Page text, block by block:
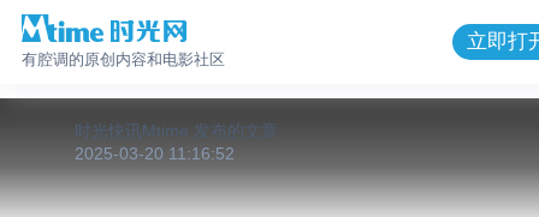
有腔调的原创内容和电影社区
立即打
时光快讯Mtime 发布的 文章
2025-03-20 11:16:52